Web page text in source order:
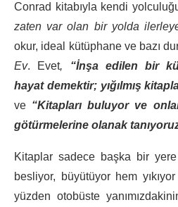
Conrad kitabıyla kendi
zaten var olan bir yolda
okur, ideal kütüphane ve bazı
Ev. Evet, “İnşa edilen bir
hayat demektir; yığılmış
ve “Kitapları buluyor ve
götürmelerine olanak
Kitaplar sadece başka bir
besliyor, büyütüyor hem
yüzden otobüste